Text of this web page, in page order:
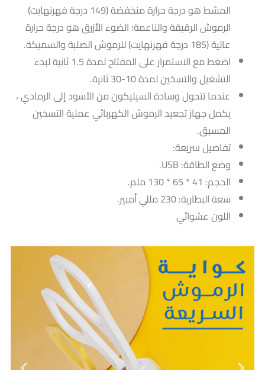
المشط هو درجة حرارة منخفضة (149 درجة فهرنهايت)
الرموش الرقيقة والناعمة؛ الضوء الأزرق هو درجة حرارة
عالية (185 درجة فهرنهايت) للرموش الصلبة والسميكة.
اضغط مع الاستمرار على المفتاح لمدة 1.5 ثانية لبدء
التشغيل والتسخين لمدة 10-30 ثانية.
عندما تتحول وسادة السيليكون من الأسود إلى الرمادي ،
يكمل جهاز تجعيد الرموش الكهربائي عملية التسخين
المسبق.
تفاصيل سريعة:
وضع الطاقة: USB.
الحجم: 41 * 65 * 130 ملم.
سعة البطارية: 230 مللي أمبير.
اللون عشوائي